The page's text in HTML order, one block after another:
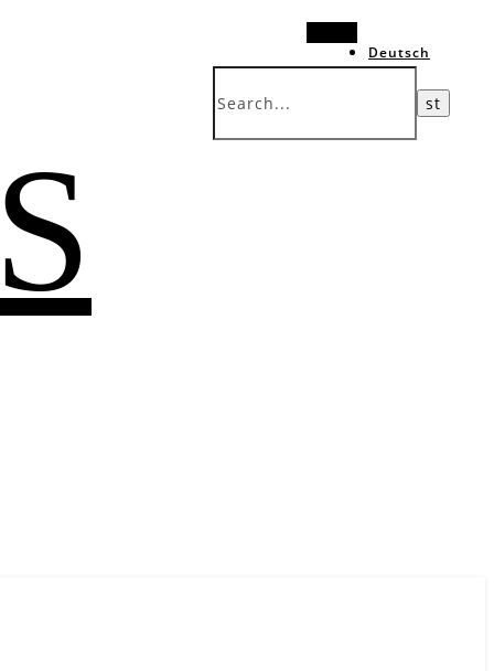
Deutsch
中文 (台灣)